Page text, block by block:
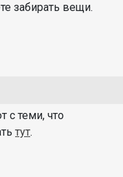
забирать вещи.
с теми, что
тут.